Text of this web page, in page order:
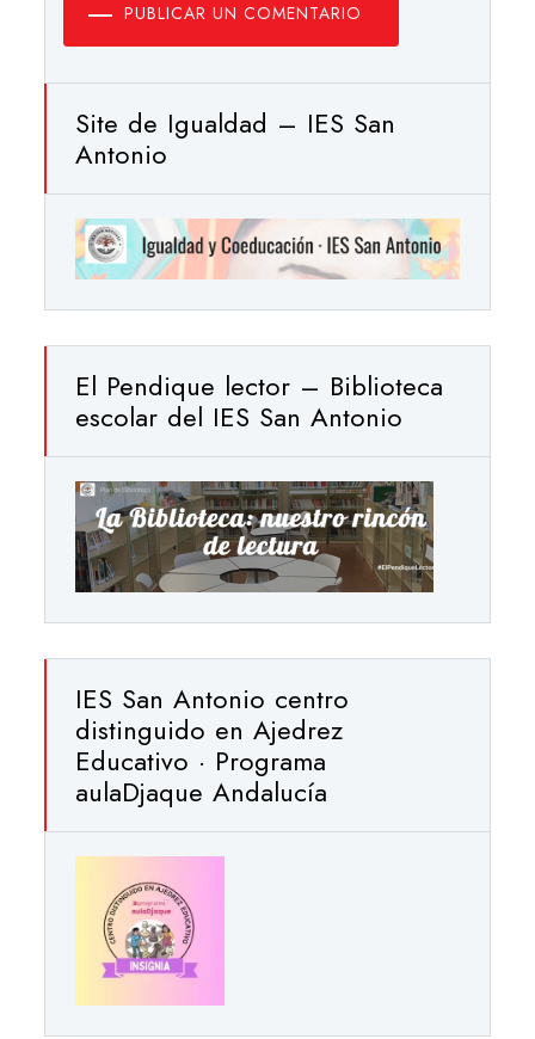
PUBLICAR UN COMENTARIO
Site de Igualdad – IES San
Antonio
El Pendique lector – Biblioteca
escolar del IES San Antonio
IES San Antonio centro
distinguido en Ajedrez
Educativo · Programa
aulaDjaque Andalucía